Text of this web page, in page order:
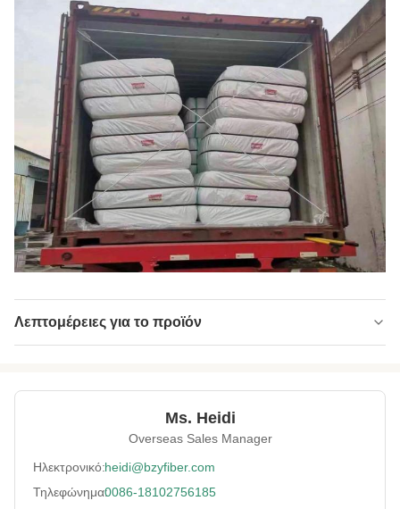
Λεπτομέρειες για το προϊόν
Material: ανακυκλωμένο κατοικίδιο ζώο
8 Αρνητικός
Grade: Ένα βαθμό
Fiber Cut Length: 64 χιλιοστά
Ms. Heidi
Overseas Sales Manager
Ηλεκτρονικό:heidi@bzyfiber.com
Τηλεφώνημα:0086-18102756185